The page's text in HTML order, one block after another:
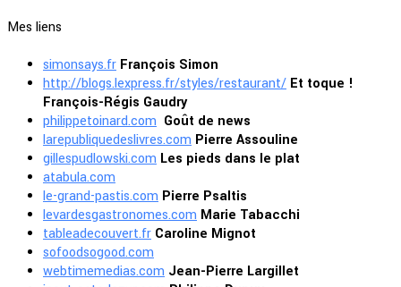
Mes liens
simonsays.fr François Simon
http://blogs.lexpress.fr/styles/restaurant/ Et toque !
François-Régis Gaudry
philippetoinard.com Goût de news
larepubliquedeslivres.com Pierre Assouline
gillespudlowski.com Les pieds dans le plat
atabula.com
le-grand-pastis.com Pierre Psaltis
levardesgastronomes.com Marie Tabacchi
tableadecouvert.fr Caroline Mignot
sofoodsogood.com
webtimemedias.com Jean-Pierre Largillet